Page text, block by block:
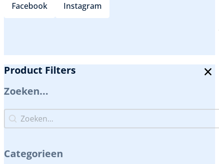
Facebook Instagram
Product Filters
Zoeken...
Zoeken...
Zoeken...
Categorieen